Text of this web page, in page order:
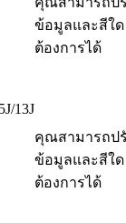
ข้อมูลและสีใ
ต้องการได้
13J
คุณสามารถป
ข้อมูลและสีใ
ต้องการได้